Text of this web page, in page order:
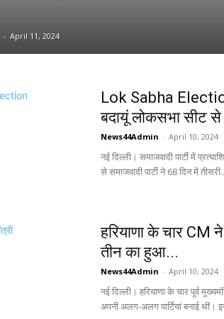
- April 11, 2024
Lok Sabha
बदायूं लोकसभा सीट से
News44Admin - April 10, 2024
नई दिल्ली। समाजवादी पार्टी में
से समाजवादी पार्टी ने 68 दिन में
हरियाणा के चार CM
तीन का हुआ...
News44Admin - April 10, 2024
नई दिल्ली। हरियाणा के चार पूर्व
अपनी अलग-अलग पार्टियां बनाई थीं।